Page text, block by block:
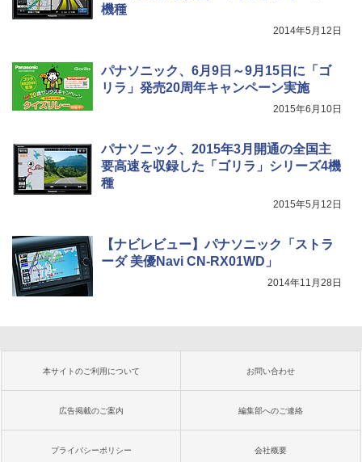
機種
2014年5月12日
パナソニック、6月9日～9月15日に「ゴ
リラ」発売20周年キャンペーン実施
2015年6月10日
パナソニック、2015年3月開通の全国主
要高速を収録した「ゴリラ」シリーズ4機
種
2015年5月12日
【ナビレビュー】パナソニック「ストラ
ーダ 美優Navi CN-RX01WD」
2014年11月28日
本サイトのご利用について お問い合わせ
広告掲載のご案内 編集部へのご連絡
プライバシーポリシー 会社概要